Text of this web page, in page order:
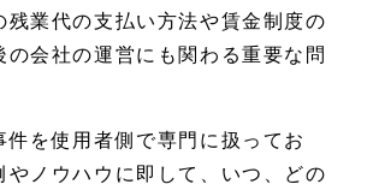
残業代の支払い方法や賃金制度の
の会社の運営にも関わる重要な問
件を使用者側で専門に扱ってお
やノウハウに即して、いつ、どの